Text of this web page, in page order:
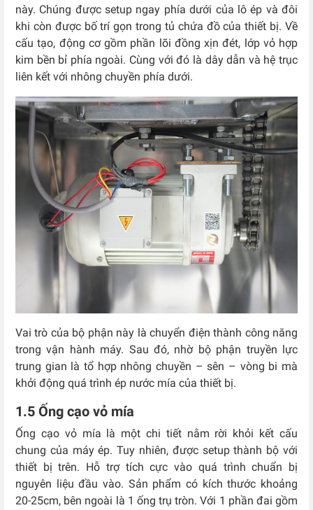
này. Chúng được setup ngay phía dưới của lô ép và đôi
khi còn được bố trí gọn trong tủ chứa đồ của thiết bị. Về
cấu tạo, động cơ gồm phần lõi đồng xịn đét, lớp vỏ hợp
kim bền bỉ phía ngoài. Cùng với đó là dây dẫn và hệ trục
liên kết với nhông chuyền phía dưới.
Vai trò của bộ phận này là chuyển điện thành công năng
trong vận hành máy. Sau đó, nhờ bộ phận truyền lực
trung gian là tổ hợp nhông chuyền – sên – vòng bi mà
khởi động quá trình ép nước mía của thiết bị.
1.5 Ống cạo vỏ mía
Ống cạo vỏ mía là một chi tiết nằm rời khỏi kết cấu
chung của máy ép. Tuy nhiên, được setup thành bộ với
thiết bị trên. Hỗ trợ tích cực vào quá trình chuẩn bị
nguyên liệu đầu vào. Sản phẩm có kích thước khoảng
20-25cm, bên ngoài là 1 ống trụ tròn. Với 1 phần đai gồm